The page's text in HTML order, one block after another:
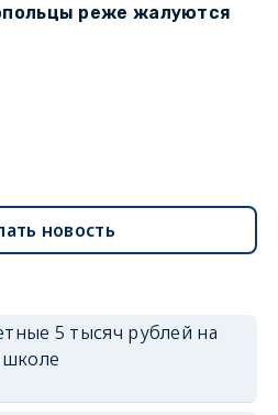
реже жалуются
новость
5 тысяч рублей на